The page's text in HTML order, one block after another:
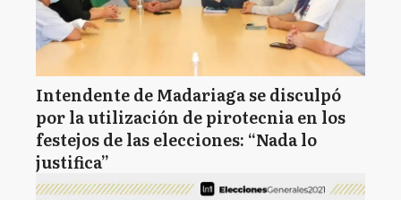
Intendente de Madariaga se disculpó
por la utilización de pirotecnia en los
festejos de las elecciones: “Nada lo
justifica”